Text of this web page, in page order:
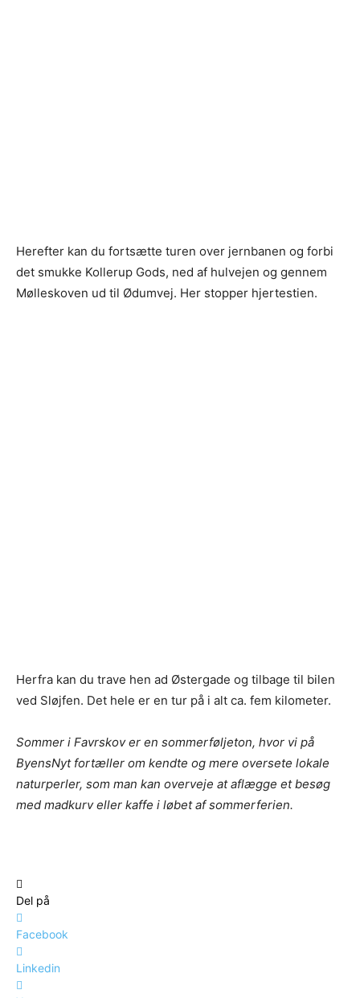
Herefter kan du fortsætte turen over jernbanen og forbi
det smukke Kollerup Gods, ned af hulvejen og gennem
Mølleskoven ud til Ødumvej. Her stopper hjertestien.
Herfra kan du trave hen ad Østergade og tilbage til bilen
ved Sløjfen. Det hele er en tur på i alt ca. fem kilometer.
Sommer i Favrskov er en sommerføljeton, hvor vi på
ByensNyt fortæller om kendte og mere oversete lokale
naturperler, som man kan overveje at aflægge et besøg
med madkurv eller kaffe i løbet af sommerferien.
Del på
Facebook
Linkedin